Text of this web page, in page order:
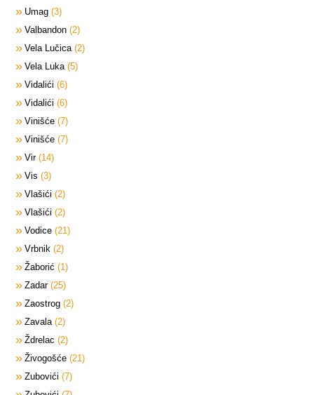
Umag 3
Valbandon 2
Vela Lučica 2
Vela Luka 5
Vidalići 6
Vidalići 6
Vinišće 7
Vinišće 7
Vir 14
Vis 3
Vlašići 2
Vlašići 2
Vodice 21
Vrbnik 2
Žaborić
1
Zadar 25
Zaostrog 2
Zavala 2
Ždrelac 2
Živogošće 21
Zubovići 7